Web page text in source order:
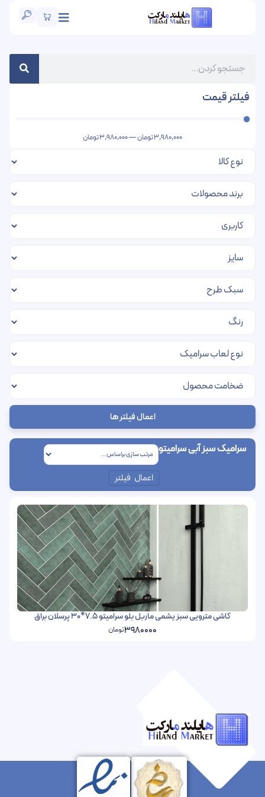
فیلتر قیمت
3,980,000تومان—
3,980,000تومان
اعمال فیلتر ها
سرامیک سبز آبی سرامیتو
اعمال فیلتر
کاشی مترویی سبز یشمی ماربل بلو سرامیتو 7.5*30 پرسلان براق
3980000تومان